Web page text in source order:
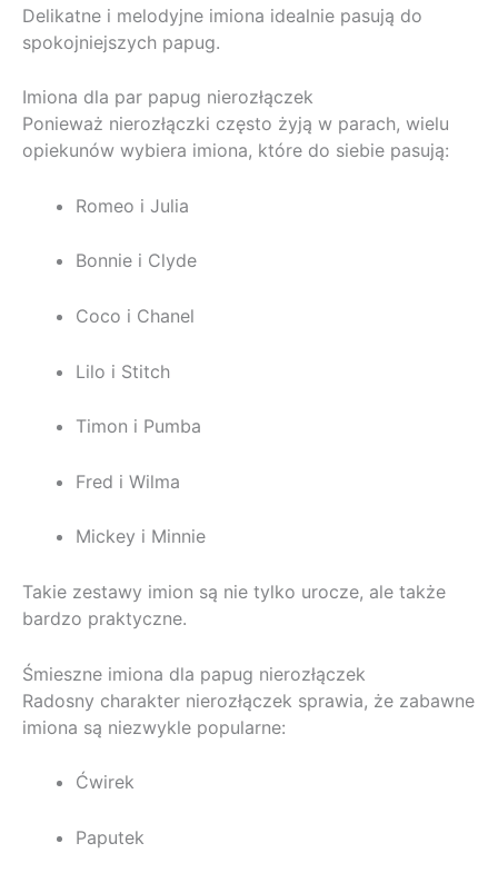
Delikatne i melodyjne imiona idealnie pasują do
spokojniejszych papug.
Imiona dla par papug nierozłączek
Ponieważ nierozłączki często żyją w parach, wielu
opiekunów wybiera imiona, które do siebie pasują:
Romeo i Julia
Bonnie i Clyde
Coco i Chanel
Lilo i Stitch
Timon i Pumba
Fred i Wilma
Mickey i Minnie
Takie zestawy imion są nie tylko urocze, ale także
bardzo praktyczne.
Śmieszne imiona dla papug nierozłączek
Radosny charakter nierozłączek sprawia, że zabawne
imiona są niezwykle popularne:
Ćwirek
Paputek